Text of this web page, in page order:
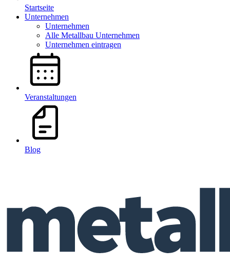
Startseite
Unternehmen
Unternehmen
Alle Metallbau Unternehmen
Unternehmen eintragen
Veranstaltungen
Blog